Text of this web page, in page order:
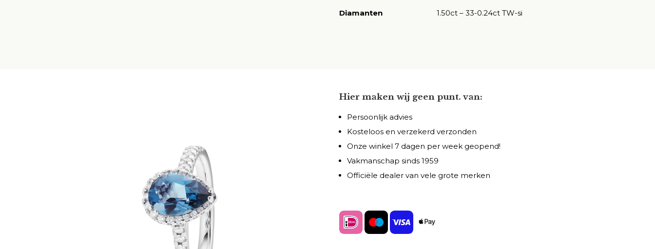
Diamanten
1.50ct – 33-0.24ct TW-si
Hier maken wij geen punt. van:
Persoonlijk advies
Kosteloos en verzekerd verzonden
Onze winkel 7 dagen per week geopend!
Vakmanschap sinds 1959
Officiële dealer van vele grote merken